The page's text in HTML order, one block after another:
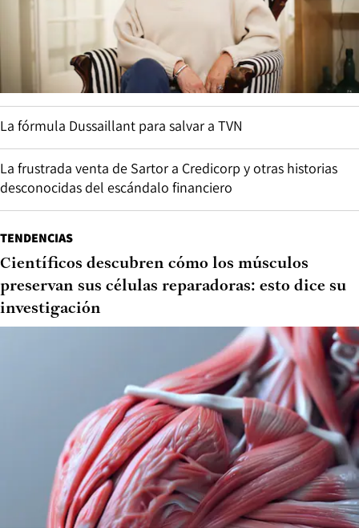
La fórmula Dussaillant para salvar a TVN
La frustrada venta de Sartor a Credicorp y otras historias
desconocidas del escándalo financiero
TENDENCIAS
Científicos descubren cómo los músculos
preservan sus células reparadoras: esto dice su
investigación